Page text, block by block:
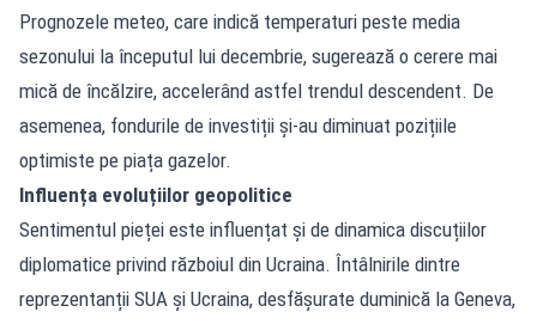
Prognozele meteo, care indică temperaturi peste media
sezonului la începutul lui decembrie, sugerează o cerere mai
mică de încălzire, accelerând astfel trendul descendent. De
asemenea, fondurile de investiții și-au diminuat pozițiile
optimiste pe piața gazelor.
Influența evoluțiilor geopolitice
Sentimentul pieței este influențat și de dinamica discuțiilor
diplomatice privind războiul din Ucraina. Întâlnirile dintre
reprezentanții SUA și Ucraina, desfășurate duminică la Geneva,